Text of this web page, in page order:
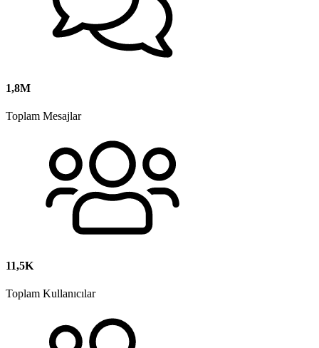
1,8M
Toplam Mesajlar
11,5K
Toplam Kullanıcılar